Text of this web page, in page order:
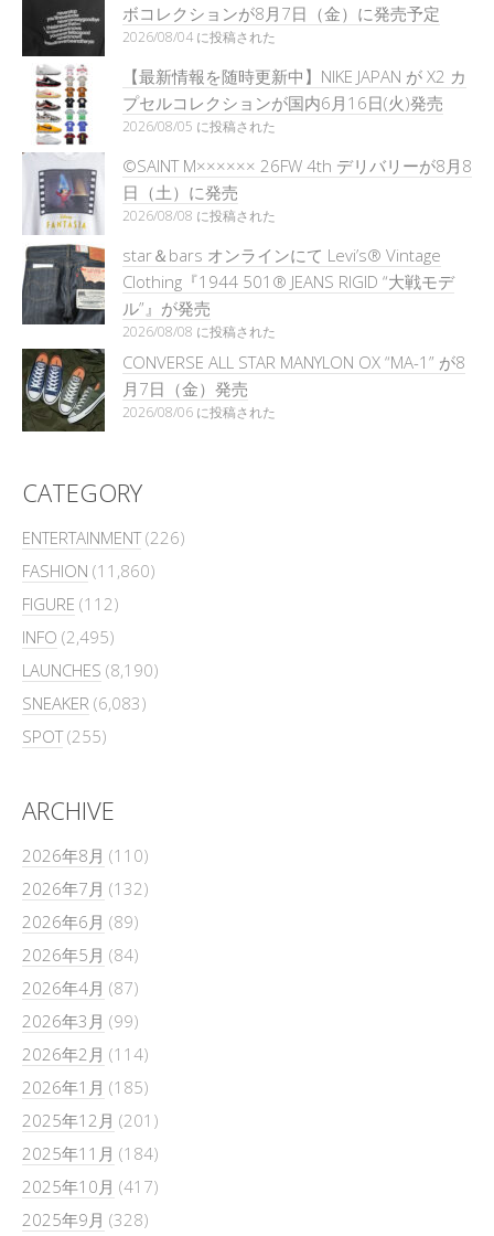
ボコレクションが8月7日（金）に発売予定
2026/08/04 に投稿された
【最新情報を随時更新中】NIKE JAPAN が X2 カ
プセルコレクションが国内6月16日(火)発売
2026/08/05 に投稿された
©SAINT M×××××× 26FW 4th デリバリーが8月8
日（土）に発売
2026/08/08 に投稿された
star＆bars オンラインにて Levi’s® Vintage
Clothing『1944 501® JEANS RIGID “大戦モデ
ル”』が発売
2026/08/08 に投稿された
CONVERSE ALL STAR MANYLON OX “MA-1” が8
月7日（金）発売
2026/08/06 に投稿された
CATEGORY
ENTERTAINMENT(226)
FASHION (11,860)
FIGURE (112)
INFO (2,495)
LAUNCHES (8,190)
SNEAKER (6,083)
SPOT(255)
ARCHIVE
2026年8月 (110)
2026年7月 (132)
2026年6月 (89)
2026年5月 (84)
2026年4月 (87)
2026年3月 (99)
2026年2月 (114)
2026年1月 (185)
2025年12月 (201)
2025年11月 (184)
2025年10月 (417)
2025年9月 (328)